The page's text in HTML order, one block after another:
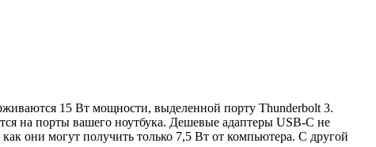
15 Вт мощности, выделенной порту Thunderbolt 3.
на порты вашего ноутбука. Дешевые адаптеры USB-C не
они могут получить только 7,5 Вт от компьютера. С другой